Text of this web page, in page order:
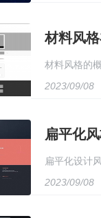
材料风
材料风格的
2023/09/08
扁平化
扁平化设计
2023/09/08